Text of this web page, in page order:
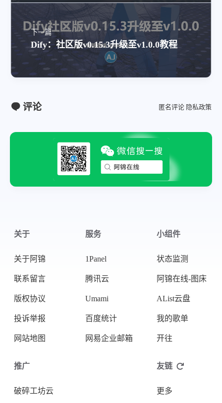
下一篇
Dify：社区版v0.15.3升级至v1.0.0教程
评论 匿名评论 隐私政策
关于
关于阿锦
联系留言
版权协议
投诉举报
网站地图
服务
1Panel
腾讯云
Umami
百度统计
网易企业邮箱
小组件
状态监测
阿锦在线-图床
AList云盘
我的歌单
开往
推广
破碎工坊云
友链
更多